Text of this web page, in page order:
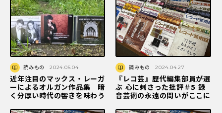
読みもの 2024.05.04
近年注目のマックス・レーガ
ーによるオルガン作品集 暗
く分厚い時代の響きを味わう
読みもの 2024.04.27
『レコ芸』歴代編集部員が選
ぶ 心に刺さった批評＃5 録
音芸術の永遠の問いがここに